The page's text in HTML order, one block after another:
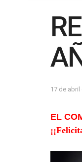
17 de abril
EL